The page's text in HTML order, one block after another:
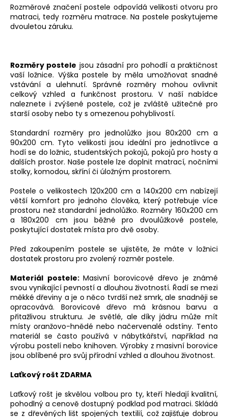
Rozměrové značení postele odpovídá velikosti otvoru pro
matraci, tedy rozměru matrace. Na postele poskytujeme
dvouletou záruku.
Rozměry postele jsou zásadní pro pohodlí a praktičnost
vaší ložnice. Výška postele by měla umožňovat snadné
vstávání a ulehnutí. Správné rozměry mohou ovlivnit
celkový vzhled a funkčnost prostoru. V naší nabídce
naleznete i zvýšené postele, což je zvláště užitečné pro
starší osoby nebo ty s omezenou pohyblivostí.
Standardní rozměry pro jednolůžko jsou 80x200 cm a
90x200 cm. Tyto velikosti jsou ideální pro jednotlivce a
hodí se do ložnic, studentských pokojů, pokojů pro hosty a
dalších prostor. Naše postele lze doplnit matrací, nočními
stolky, komodou, skříní či úložným prostorem.
Postele o velikostech 120x200 cm a 140x200 cm nabízejí
větší komfort pro jednoho člověka, který potřebuje více
prostoru než standardní jednolůžko. Rozměry 160x200 cm
a 180x200 cm jsou běžné pro dvoulůžkové postele,
poskytující dostatek místa pro dvě osoby.
Před zakoupením postele se ujistěte, že máte v ložnici
dostatek prostoru pro zvolený rozměr postele.
Materiál postele: Masivní borovicové dřevo je známé
svou vynikající pevností a dlouhou životností. Řadí se mezi
měkké dřeviny a je o něco tvrdší než smrk, ale snadněji se
opracovává. Borovicové dřevo má krásnou barvu a
přitažlivou strukturu. Je světlé, ale díky jádru může mít
místy oranžovo-hnědé nebo načervenalé odstíny. Tento
materiál se často používá v nábytkářství, například na
výrobu postelí nebo knihoven. Výrobky z masivní borovice
jsou oblíbené pro svůj přírodní vzhled a dlouhou životnost.
Laťkový rošt ZDARMA
Laťkový rošt je skvělou volbou pro ty, kteří hledají kvalitní,
pohodlný a cenově dostupný podklad pod matraci. Skládá
se z dřevěných lišt spojených textilií, což zajišťuje dobrou